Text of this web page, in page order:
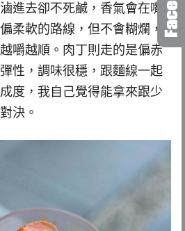
進去卻不死鹹，香氣會在嘴
柔軟的路線，但不會糊爛，
嚼越順。肉丁則走的是偏赤
性，調味很穩，跟麵線一起
度，我自己覺得能拿來跟少
決。